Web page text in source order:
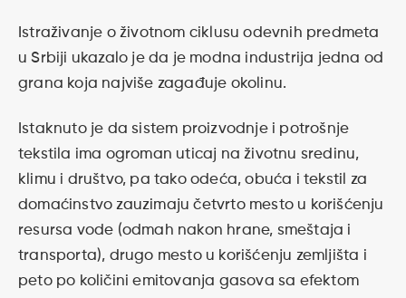
Istraživanje o životnom ciklusu odevnih predmeta
u Srbiji ukazalo je da je modna industrija jedna od
grana koja najviše zagađuje okolinu.
Istaknuto je da sistem proizvodnje i potrošnje
tekstila ima ogroman uticaj na životnu sredinu,
klimu i društvo, pa tako odeća, obuća i tekstil za
domaćinstvo zauzimaju četvrto mesto u korišćenju
resursa vode (odmah nakon hrane, smeštaja i
transporta), drugo mesto u korišćenju zemljišta i
peto po količini emitovanja gasova sa efektom